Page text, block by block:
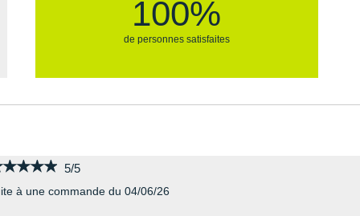
Ja Fly 4 de Nike ?
et traction
La nouvelle plaque, qui intègre
rigidité dans les zones clés
7 pointes amovibles :
Poids constaté chez i-
100%
de personnes satisfaites
5/5
à une commande du 04/06/26